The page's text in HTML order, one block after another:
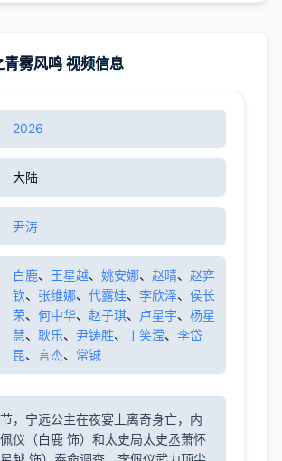
青雾风鸣 视频信息
2026
大陆
尹涛
白鹿、 王星越、 姚安娜、 赵晴、 赵弈
钦、 张维娜、 代露娃、 李欣泽、 侯长
荣、 何中华、 赵子琪、 卢星宇、 杨星
慧、 耿乐、 尹铸胜、 丁笑滢、 李岱
昆、 言杰、 常铖
节，宁远公主在夜宴上离奇身亡，内
仪（白鹿 饰）和太史局太史丞萧怀